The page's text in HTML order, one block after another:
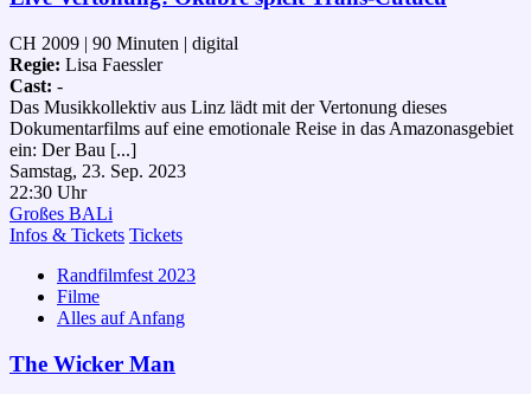
CH 2009 | 90 Minuten | digital
Regie: Lisa Faessler
Cast: -
Das Musikkollektiv aus Linz lädt mit der Vertonung dieses
Dokumentarfilms auf eine emotionale Reise in das Amazonasgebiet
ein: Der Bau [...]
Samstag, 23. Sep. 2023
22:30 Uhr
Großes BALi
Infos & Tickets Tickets
Randfilmfest 2023
Filme
Alles auf Anfang
The Wicker Man